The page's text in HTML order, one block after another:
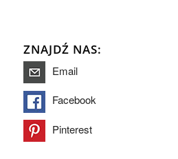
ZNAJDŹ NAS:
Email
Facebook
Pinterest